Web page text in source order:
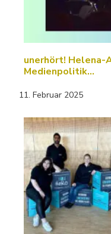
unerhört! Helena-
Medienpolitik…
11. Februar 2025